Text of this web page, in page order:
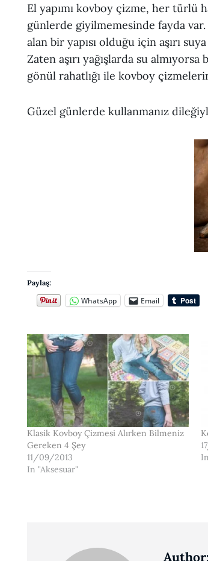
El yapımı kovboy çizme, her türlü
günlerde giyilmemesinde fayda
alan bir yapısı olduğu için aşırı
Zaten aşırı yağışlarda su
gönül rahatlığı ile kovboy
Güzel günlerde kullanmanız
Paylaş:
WhatsApp Email
Klasik Kovboy Çizmesi Alırken Bilmeniz
Gereken 4 Şey
11/09/2013
In "Aksesuar"
Author: